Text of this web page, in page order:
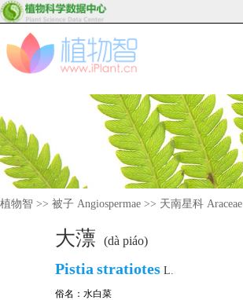
植物智 >> 被子 Angiospermae >> 天南星科 Araceae
大薸 (dà piáo)
Pistia stratiotes L.
俗名： 水白菜